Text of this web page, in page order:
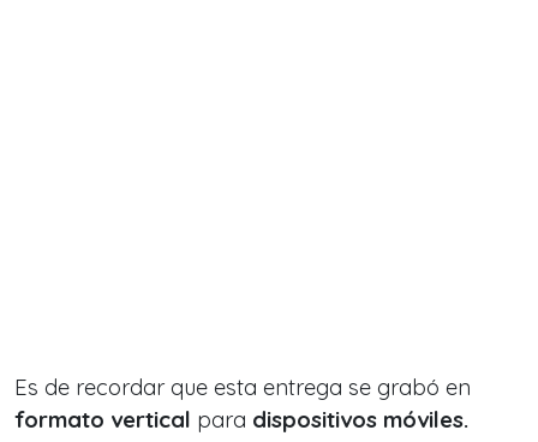
Es de recordar que esta entrega se grabó en
formato vertical para dispositivos móviles.